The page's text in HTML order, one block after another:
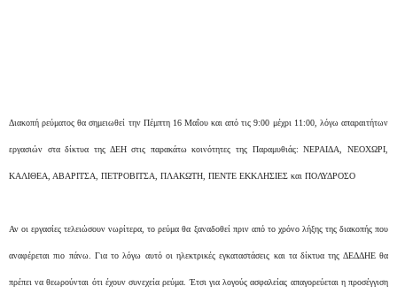
Διακοπή ρεύματος θα σημειωθεί την Πέμπτη 16 Μαΐου και από τις 9:00 μέχρι 11:00, λόγω απαραιτήτων
εργασιών στα δίκτυα της ΔΕΗ στις παρακάτω κοινότητες της Παραμυθιάς:ΝΕΡΑΙΔΑ, ΝΕΟΧΩΡΙ,
ΚΑΛΙΘΕΑ, ΑΒΑΡΙΤΣΑ, ΠΕΤΡΟΒΙΤΣΑ, ΠΛΑΚΩΤΗ, ΠΕΝΤΕ ΕΚΚΛΗΣΙΕΣ και ΠΟΛΥΔΡΟΣΟ
Αν οι εργασίες τελειώσουν νωρίτερα, το ρεύμα θα ξαναδοθεί πριν από το χρόνο λήξης της διακοπής που
αναφέρεται πιο πάνω. Για το λόγω αυτό οι ηλεκτρικές εγκαταστάσεις και τα δίκτυα της ΔΕΔΔΗΕ θα
πρέπει να θεωρούνται ότι έχουν συνεχεία ρεύμα.Έτσι για λογούς ασφαλείας απαγορεύεται η προσέγγιση